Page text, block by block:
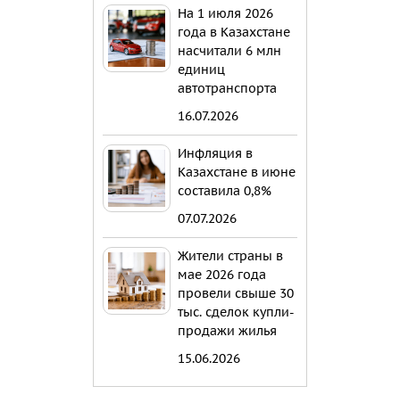
На 1 июля 2026
года в Казахстане
насчитали 6 млн
единиц
автотранспорта
16.07.2026
Инфляция в
Казахстане в июне
составила 0,8%
07.07.2026
Жители страны в
мае 2026 года
провели свыше 30
тыс. сделок купли-
продажи жилья
15.06.2026